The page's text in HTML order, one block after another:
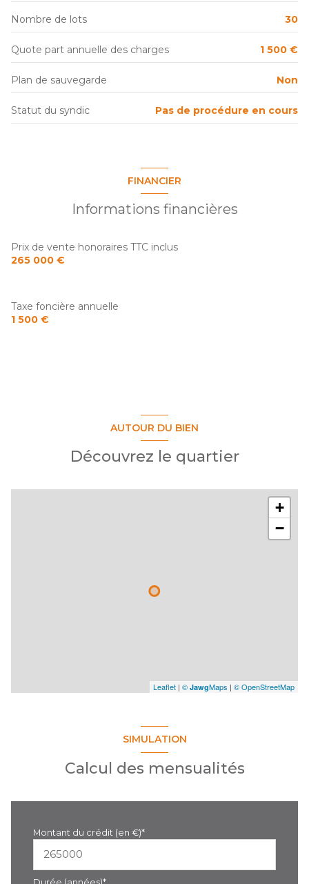
quartier Guilhemery
Nombre de lots 30
Quote part annuelle des charges 1 500 €
Plan de sauvegarde Non
Statut du syndic Pas de procédure en cours
FINANCIER
Informations financières
Prix de vente honoraires TTC inclus
265 000 €
Taxe foncière annuelle
1 500 €
AUTOUR DU BIEN
Découvrez le quartier
+
−
Leaflet | © JawgMaps | © OpenStreetMap
SIMULATION
Calcul des mensualités
Montant du crédit (en €)*
Durée (années)*